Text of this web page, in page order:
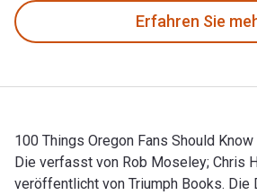
Erfahren Sie
100 Things Oregon Fans Should
Die verfasst von Rob Moseley; Chris
veröffentlicht von Triumph Books. Die